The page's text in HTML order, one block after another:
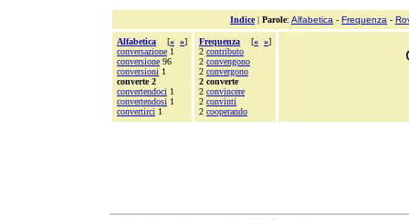
Indice| Parole: Alfabetica - Frequenza -
Alfabetica [« »]
conversazione 1
conversione 96
conversioni 1
converte 2
convertendoci 1
convertendosi 1
convertirci 1
Frequenza [« »]
2 contributo
2 convengono
2 convergono
2 converte
2 convincere
2 convinti
2 cooperando